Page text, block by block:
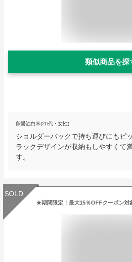
類似商品を探
卵醤油白米(20代・女性)
ショルダーバックで持ち運びにもピ
ラックデザインが収納もしやすくて
す。
SOLD